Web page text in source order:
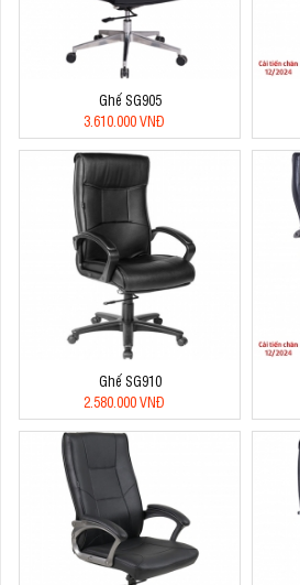
Ghế SG905
3.610.000 VNĐ
Ghế SG910
2.580.000 VNĐ